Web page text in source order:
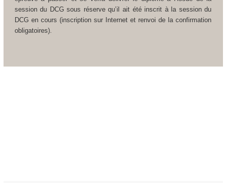
session du DCG sous réserve qu’il ait été inscrit à la session du
DCG en cours (inscription sur Internet et renvoi de la confirmation
obligatoires).